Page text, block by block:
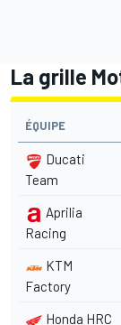
La grille
ÉQUIPE
Ducati
Team
Aprilia
Racing
KTM
Factory
Honda HRC